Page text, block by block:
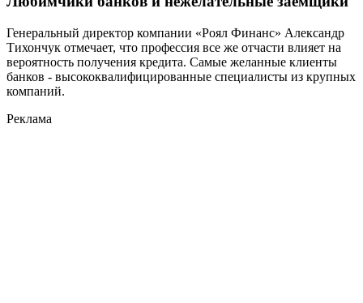
Генеральный директор компании «Роял Финанс» Александр
Тихончук отмечает, что профессия все же отчасти влияет на
вероятность получения кредита. Самые желанные клиенты
банков - высококвалифицированные специалисты из крупных
компаний.
Реклама